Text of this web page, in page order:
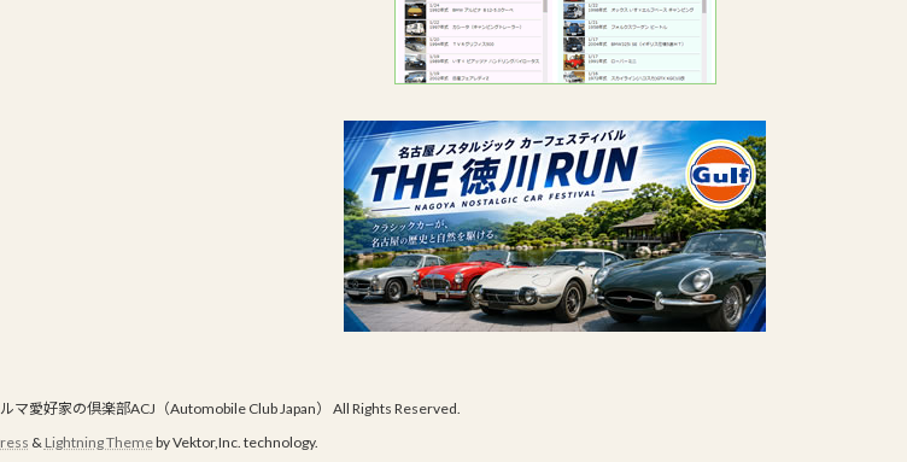
マ愛好家の倶楽部ACJ（Automobile Club Japan） All Rights Reserved.
& Lightning Themeby Vektor,Inc. technology.